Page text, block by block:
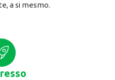
a si mesmo.